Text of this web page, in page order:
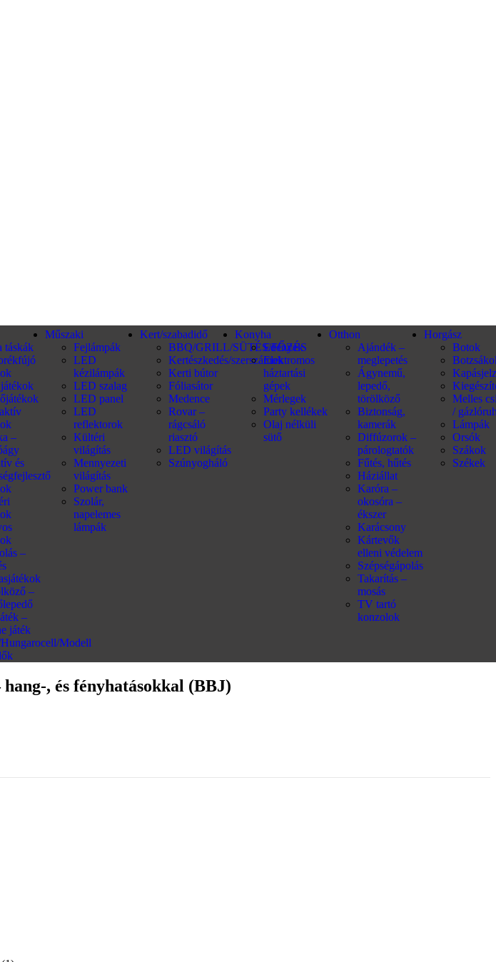
táskák
–
és
–
–
–
játék
Modell
Műszaki
Fejlámpák
LED
kézilámpák
LED szalag
LED panel
LED
reflektorok
Kültéri
világítás
Mennyezeti
világítás
Power bank
Szolár,
napelemes
lámpák
Kert/szabadidő
BBQ/GRILL/SÜTÉS/FŐZÉS
Kertészkedés/szerszámok
Kerti bútor
Fóliasátor
Medence
Rovar –
rágcsáló
riasztó
LED világítás
Szúnyogháló
Konyha
Edények
Elektromos
háztartási
gépek
Mérlegek
Party kellékek
Olaj nélküli
sütő
Otthon
Ajándék –
meglepetés
Ágynemű,
lepedő,
törölköző
Biztonság,
kamerák
Diffúzorok –
párologtatók
Fűtés, hűtés
Háziállat
Karóra –
okosóra –
ékszer
Karácsony
Kártevők
elleni védelem
Szépségápolás
Takarítás –
mosás
TV tartó
konzolok
Horgász
Botok
Melles
/
Lámpák
Orsók
Szákok
Székek
, és fényhatásokkal (BBJ)